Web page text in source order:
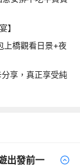
】
上橋觀看日景+夜
享，真正享受純
出發前一